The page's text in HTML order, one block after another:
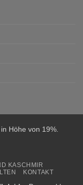
Höhe von 19%.
KASCHMIR
KONTAKT